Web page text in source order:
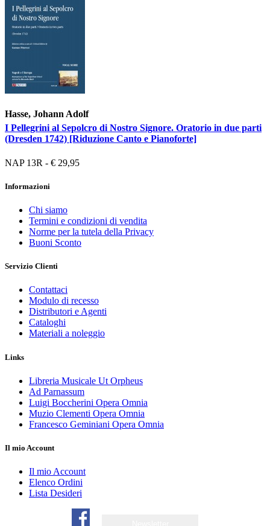
Hasse, Johann Adolf
I Pellegrini al Sepolcro di Nostro Signore. Oratorio in due parti
(Dresden 1742) [Riduzione Canto e Pianoforte]
NAP 13R - € 29,95
Informazioni
Chi siamo
Termini e condizioni di vendita
Norme per la tutela della Privacy
Buoni Sconto
Servizio Clienti
Contattaci
Modulo di recesso
Distributori e Agenti
Cataloghi
Materiali a noleggio
Links
Libreria Musicale Ut Orpheus
Ad Parnassum
Luigi Boccherini Opera Omnia
Muzio Clementi Opera Omnia
Francesco Geminiani Opera Omnia
Il mio Account
Il mio Account
Elenco Ordini
Lista Desideri